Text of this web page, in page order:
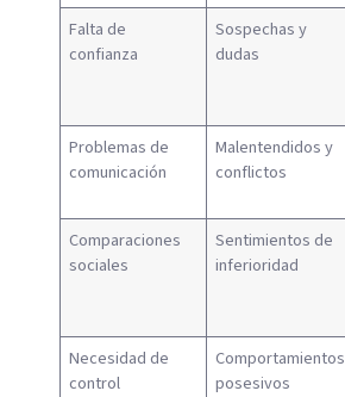
Falta de
confianza
Sospechas y
dudas
Problemas de
comunicación
Malentendidos y
conflictos
Comparaciones
sociales
Sentimientos de
inferioridad
Necesidad de
control
Comportamientos
posesivos